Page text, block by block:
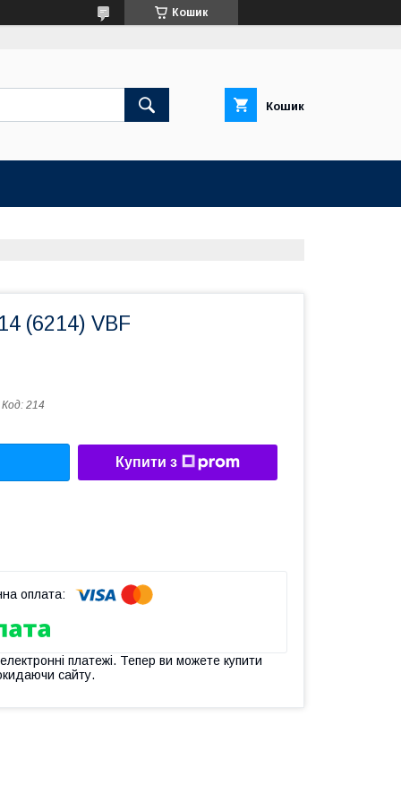
Кошик
Кошик
(6214) VBF
Код: 214
Купити з
платежі. Тепер ви можете купити
сайту.